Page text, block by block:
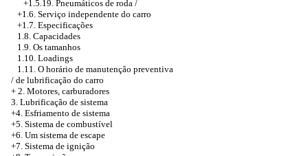
+1.5.19. Pneumáticos de roda /
+1.6. Serviço independente do carro
+1.7. Especificações
1.8. Capacidades
1.9. Os tamanhos
1.10. Loadings
1.11. O horário de manutenção preventiva
/ de lubrificação do carro
+ 2. Motores, carburadores
3. Lubrificação de sistema
+4. Esfriamento de sistema
+5. Sistema de combustível
+6. Um sistema de escape
+7. Sistema de ignição